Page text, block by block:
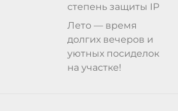
степень защиты IP
Лето — время
долгих вечеров и
уютных посиделок
на участке!